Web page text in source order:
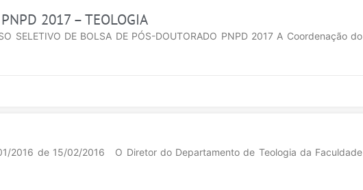
2017 – TEOLOGIA
SELETIVO DE BOLSA DE PÓS-DOUTORADO PNPD 2017 A Coordenação do
2016 de 15/02/2016 O Diretor do Departamento de Teologia da Faculdade